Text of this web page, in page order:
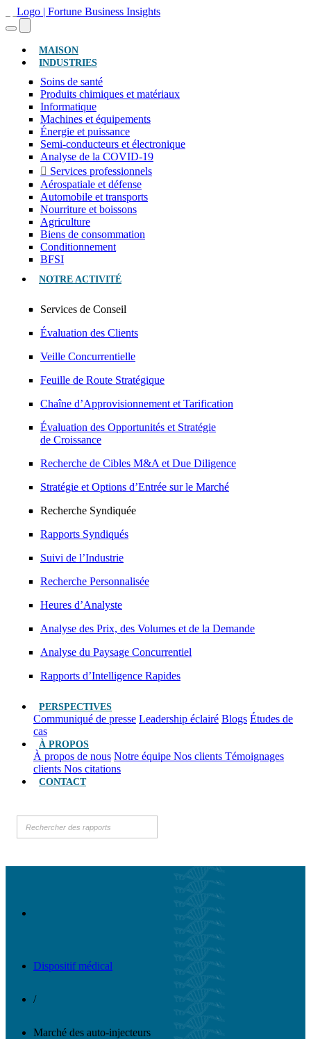
MAISON(ACTUEL)
INDUSTRIES
Soins de santé
Produits chimiques et matériaux
Informatique
Machines et équipements
Énergie et puissance
Semi-conducteurs et électronique
Analyse de la COVID-19
Services professionnels
Aérospatiale et défense
Automobile et transports
Nourriture et boissons
Agriculture
Biens de consommation
Conditionnement
BFSI
NOTRE ACTIVITÉ
Services de Conseil
Évaluation des Clients
Veille Concurrentielle
Feuille de Route Stratégique
Chaîne d’Approvisionnement et Tarification
Évaluation des Opportunités et Stratégie
de Croissance
Recherche de Cibles M&A et Due Diligence
Stratégie et Options d’Entrée sur le Marché
Recherche Syndiquée
Rapports Syndiqués
Suivi de l’Industrie
Recherche Personnalisée
Heures d’Analyste
Analyse des Prix, des Volumes et de la Demande
Analyse du Paysage Concurrentiel
Rapports d’Intelligence Rapides
PERSPECTIVES
Communiqué de presse Leadership éclairé Blogs Études de
cas
À PROPOS
À propos de nous Notre équipe Nos clients Témoignages
clients Nos citations
CONTACT
Dispositif médical
/
Marché des auto-injecteurs